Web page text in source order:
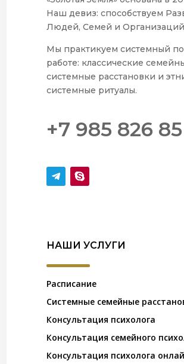
Наш девиз: способствуем
Людей, Семей и
Мы практикуем системный
работе: классические
системные расстановки и
системные ритуалы.
+7 985 826
НАШИ УСЛУГИ
Расписание
Системные семейные
Консультация психолога
Консультация семейного
Консультация психолога